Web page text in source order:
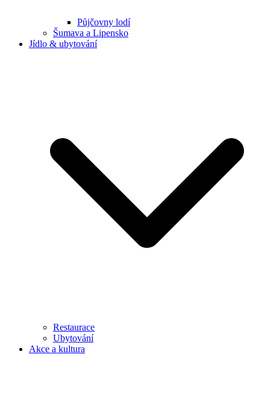
Půjčovny lodí
Šumava a Lipensko
Jídlo & ubytování
Restaurace
Ubytování
Akce a kultura